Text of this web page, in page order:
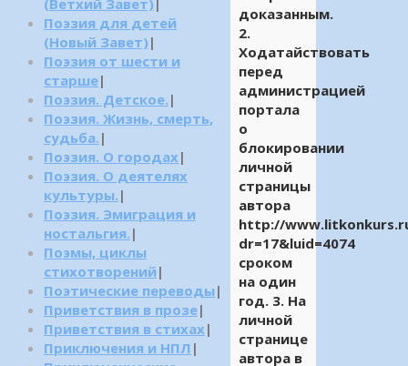
доказанным.
2.
Ходатайствовать
перед
администрацией
портала
о
блокировании
личной
страницы
автора
http://
dr=17&luid=4074
сроком
на один
год. 3. На
личной
странице
автора в
(Ветхий Завет)
Поэзия для детей
(Новый Завет) |
Поэзия от шести и
старше|
Поэзия. Детское. |
Поэзия. Жизнь, смерть,
судьба. |
Поэзия. О городах |
Поэзия. О деятелях
культуры. |
Поэзия. Эмиграция и
ностальгия. |
Поэмы, циклы
стихотворений |
Поэтические переводы |
Приветствия в прозе|
Приветствия в стихах |
Приключения и НПЛ |